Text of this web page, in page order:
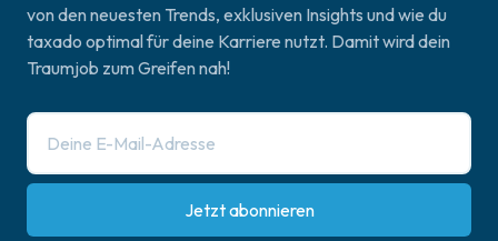
von den neuesten Trends, exklusiven Insights und wie du
taxado optimal für deine Karriere nutzt. Damit wird dein
Traumjob zum Greifen nah!
Jetzt abonnieren